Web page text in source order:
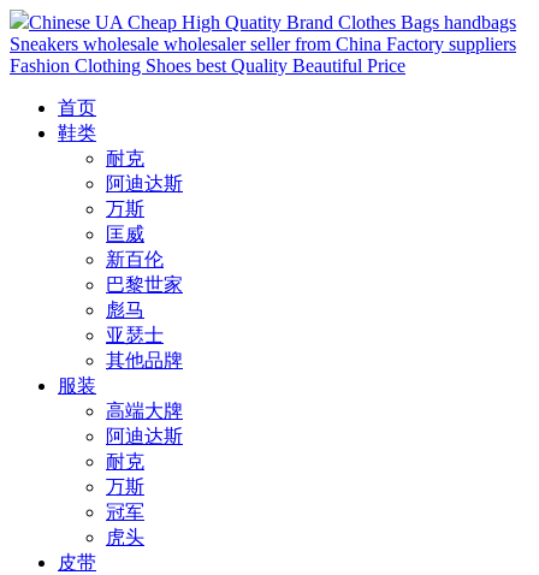
Chinese UA Cheap High Quatity Brand Clothes Bags handbags
Sneakers wholesale wholesaler seller from China Factory suppliers
Fashion Clothing Shoes best Quality Beautiful Price
首页
鞋类
耐克
阿迪达斯
万斯
匡威
新百伦
巴黎世家
彪马
亚瑟士
其他品牌
服装
高端大牌
阿迪达斯
耐克
万斯
冠军
虎头
皮带